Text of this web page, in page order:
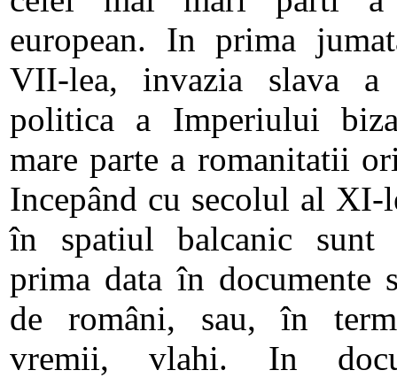
european. In prima
VII-lea, invazia slava a
politica a Imperiului
mare parte a romanitatii
Incepând cu secolul al XI-
în spatiul balcanic sunt
prima data în documente
de români, sau, în
vremii, vlahi. In